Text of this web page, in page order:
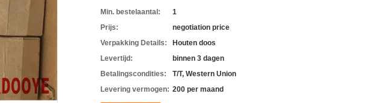
Min. bestelaantal:
1
Prijs:
negotiation price
Verpakking Details:
Houten doos
Levertijd:
binnen 3 dagen
Betalingscondities:
T/T, Western Union
Levering vermogen: 200 per maand